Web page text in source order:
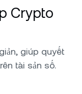
Crypto
giúp quyết
tài sản số.